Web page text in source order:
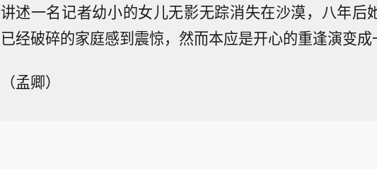
讲述一名记者幼小的女儿无影无踪消失在沙漠，八年后
已经破碎的家庭感到震惊，然而本应是开心的重逢演变成
（孟卿）